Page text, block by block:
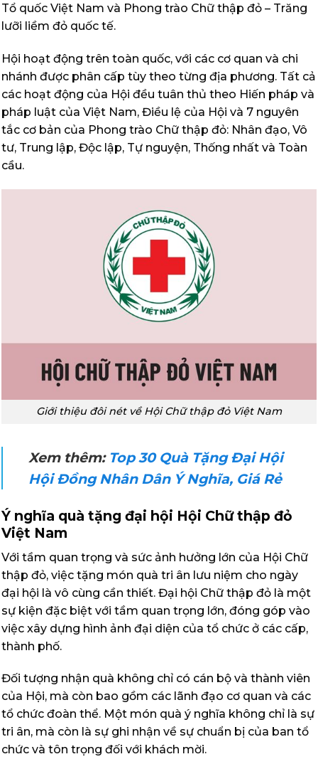
Tổ quốc Việt Nam và Phong trào Chữ thập đỏ – Trăng
lưỡi liềm đỏ quốc tế.
Hội hoạt động trên toàn quốc, với các cơ quan và chi
nhánh được phân cấp tùy theo từng địa phương. Tất cả
các hoạt động của Hội đều tuân thủ theo Hiến pháp và
pháp luật của Việt Nam, Điều lệ của Hội và 7 nguyên
tắc cơ bản của Phong trào Chữ thập đỏ: Nhân đạo, Vô
tư, Trung lập, Độc lập, Tự nguyện, Thống nhất và Toàn
cầu.
Giới thiệu đôi nét về Hội Chữ thập đỏ Việt Nam
Xem thêm: Top 30 Quà Tặng Đại Hội
Hội Đồng Nhân Dân Ý Nghĩa, Giá Rẻ
Ý nghĩa quà tặng đại hội Hội Chữ thập đỏ
Việt Nam
Với tầm quan trọng và sức ảnh hưởng lớn của Hội Chữ
thập đỏ, việc tặng món quà tri ân lưu niệm cho ngày
đại hội là vô cùng cần thiết. Đại hội Chữ thập đỏ là một
sự kiện đặc biệt với tầm quan trọng lớn, đóng góp vào
việc xây dựng hình ảnh đại diện của tổ chức ở các cấp,
thành phố.
Đối tượng nhận quà không chỉ có cán bộ và thành viên
của Hội, mà còn bao gồm các lãnh đạo cơ quan và các
tổ chức đoàn thể. Một món quà ý nghĩa không chỉ là sự
tri ân, mà còn là sự ghi nhận về sự chuẩn bị của ban tổ
chức và tôn trọng đối với khách mời.